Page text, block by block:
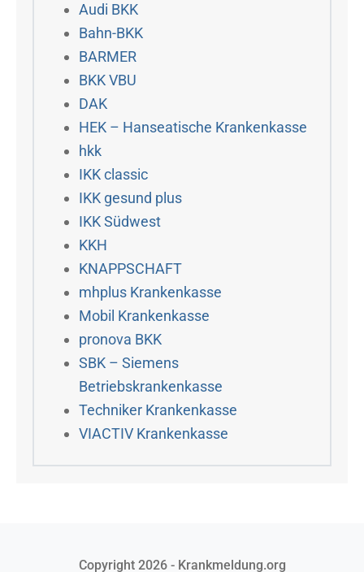
Audi BKK
Bahn-BKK
BARMER
BKK VBU
DAK
HEK – Hanseatische Krankenkasse
hkk
IKK classic
IKK gesund plus
IKK Südwest
KKH
KNAPPSCHAFT
mhplus Krankenkasse
Mobil Krankenkasse
pronova BKK
SBK – Siemens
Betriebskrankenkasse
Techniker Krankenkasse
VIACTIV Krankenkasse
Copyright 2026 - Krankmeldung.org